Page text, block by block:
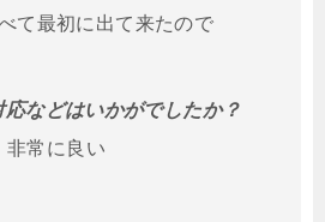
て最初に出て来たので
などはいかがでしたか？
非常に良い